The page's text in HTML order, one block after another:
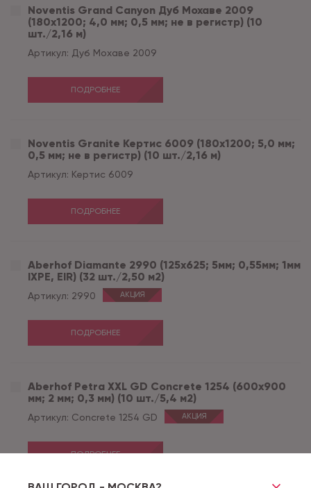
Noventis Grand Сanyon Дуб Мохаве 2009
(180x1200; 4,0 мм; 0,5 мм; не в регистр) (10
шт./2,16 м)
Артикул: Дуб Мохаве 2009
ПОДРОБНЕЕ
Noventis Granite Кертис 6009 (180x1200; 5,0 мм;
0,5 мм; не в регистр) (10 шт./2,16 м)
Артикул: Кертис 6009
ПОДРОБНЕЕ
Aberhof Diamante 2990 (125x625; 5мм; 0,55мм; 1мм
IXPE, EIR) (32 шт./2,50 м2)
Артикул: 2990 АКЦИЯ
ПОДРОБНЕЕ
Aberhof Petra XXL GD Concrete 1254 (600x900
мм; 2 мм; 0,3 мм) (10 шт./5,4 м2)
Артикул: Concrete 1254 GD АКЦИЯ
ПОДРОБНЕЕ